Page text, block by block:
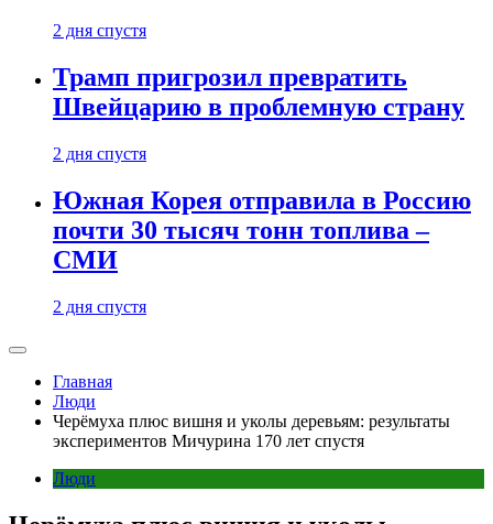
2 дня спустя
Трамп пригрозил превратить
Швейцарию в проблемную страну
2 дня спустя
Южная Корея отправила в Россию
почти 30 тысяч тонн топлива –
СМИ
2 дня спустя
Главная
Люди
Черёмуха плюс вишня и уколы деревьям: результаты
экспериментов Мичурина 170 лет спустя
Люди